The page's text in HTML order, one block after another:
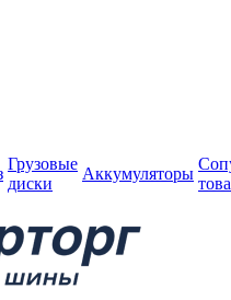
Грузовые
диски
Аккумуляторы